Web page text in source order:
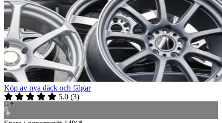
Köp av nya däck och fälgar
5.0 (3)